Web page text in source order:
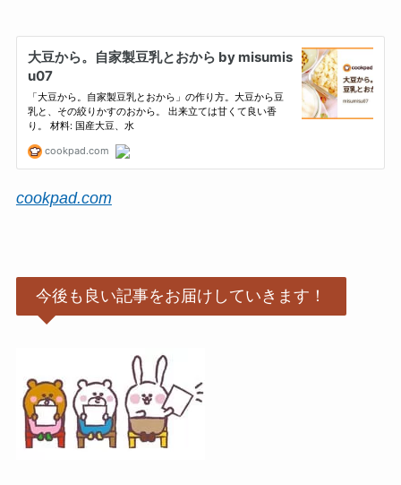
cookpad.com
今後も良い記事をお届けしていきます！